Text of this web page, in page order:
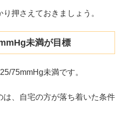
押さえておきましょう。
未満が目標
75mmHg未満です。
、自宅の方が落ち着いた条件